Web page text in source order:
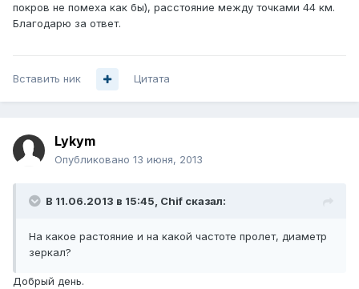
покров не помеха как бы), расстояние между точками 44 км.
Благодарю за ответ.
Вставить ник Цитата
Lykym
Опубликовано 13 июня, 2013
В 11.06.2013 в 15:45, Chif сказал:
На какое растояние и на какой частоте пролет, диаметр
зеркал?
Добрый день.